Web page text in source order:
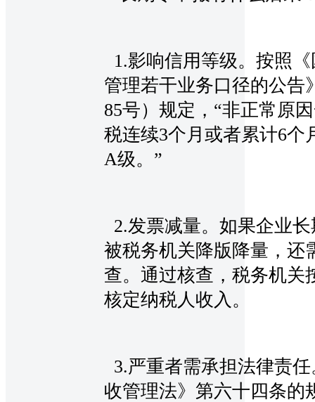
1.影响信用等级。按照
管理若干业务口径的公告
85号）规定，“非正常原
税连续3个月或者累计6个
A级。”
2.发票减量。如果企业
被税务机关降版降量，还
查。通过核查，税务机关
核定纳税人收入。
3.严重者需承担法律责
收管理法》第六十四条的